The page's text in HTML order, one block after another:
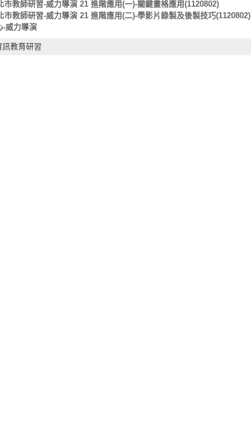
市教師研習-威力導演 21 進階應用(一)-關鍵畫格應用(1120802)
市教師研習-威力導演 21 進階應用(二)-學影片錄製及後製技巧(1120802)
-威力導演
訊教育研習